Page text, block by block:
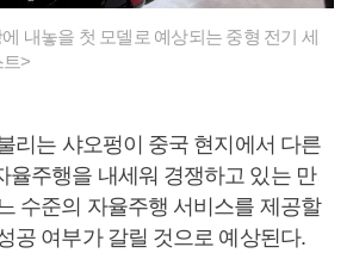
내놓을 첫 모델로 예상되는 중형 전기 세
트>
리는 샤오펑이 중국 현지에서 다른
율주행을 내세워 경쟁하고 있는 만
수준의 자율주행 서비스를 제공할
공 여부가 갈릴 것으로 예상된다.